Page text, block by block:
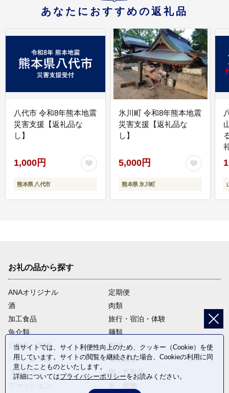
あなたにおすすめの返礼品
八代市 令和8年熊本地震
災害支援【返礼品な
し】
1,000円
熊本県 八代市
氷川町 令和8年熊本地震
災害支援【返礼品な
し】
5,000円
熊本県 氷川町
お礼の品から探す
ANAオリジナル
定期便
酒
肉類
加工食品
旅行・宿泊・体験
魚介類
麺類
日用品・雑貨
野菜
パン・菓子類
電化製品
フルーツ
卵・乳製品
当サイトでは、サイト利便性向上のため、クッキー（Cookie）を使
用しています。サイトの閲覧を継続された場合、Cookieの利用に同
意したことものといたします。
詳細についてはプライバシーポリシーをお読みください。